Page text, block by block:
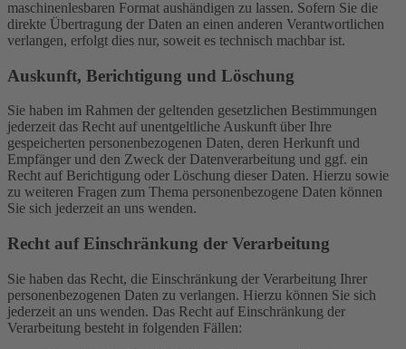
maschinenlesbaren Format aushändigen zu lassen. Sofern Sie die
direkte Übertragung der Daten an einen anderen Verantwortlichen
verlangen, erfolgt dies nur, soweit es technisch machbar ist.
Auskunft, Berichtigung und Löschung
Sie haben im Rahmen der geltenden gesetzlichen Bestimmungen
jederzeit das Recht auf unentgeltliche Auskunft über Ihre
gespeicherten personenbezogenen Daten, deren Herkunft und
Empfänger und den Zweck der Datenverarbeitung und ggf. ein
Recht auf Berichtigung oder Löschung dieser Daten. Hierzu sowie
zu weiteren Fragen zum Thema personenbezogene Daten können
Sie sich jederzeit an uns wenden.
Recht auf Einschränkung der Verarbeitung
Sie haben das Recht, die Einschränkung der Verarbeitung Ihrer
personenbezogenen Daten zu verlangen. Hierzu können Sie sich
jederzeit an uns wenden. Das Recht auf Einschränkung der
Verarbeitung besteht in folgenden Fällen: